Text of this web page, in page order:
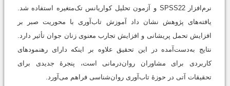
نرم‌افزار SPSS22 و آزمون تحلیل کواریانس تک‌متغیره استفاده شد.
یافته‌های پژوهش نشان داد آموزش تاب‌آوری با محوریت صبر بر
افزایش تحمل پریشانی و افزایش تجارب معنوی زنان جوان تأثیر دارد.
نتایج به‌دست‌آمده در این تحقیق علاوه ‌بر اینکه دارای رهنمودهای
کاربردی برای مشاوران روان‌درمانی است، پنجرۀ جدیدی برای
تحقیقات آتی در حوزۀ تاب‌آوری روان‌شناسی فراهم می‌آورد.